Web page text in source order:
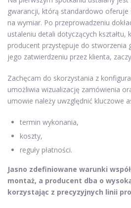
gwarancji, którą standardowo oferuje
na wymiar. Po przeprowadzeniu
ustaleniu detali dotyczących kształtu,
producent przystępuje do stworzenia
jego zatwierdzeniu przez klienta,
Zachęcam do skorzystania z
umożliwia wizualizację zamówienia
umowie należy uwzględnić kluczowe
termin wykonania,
koszty,
reguły płatności.
Jasno zdefiniowane warunki
montaż, a producent dba o
korzystając z precyzyjnych linii